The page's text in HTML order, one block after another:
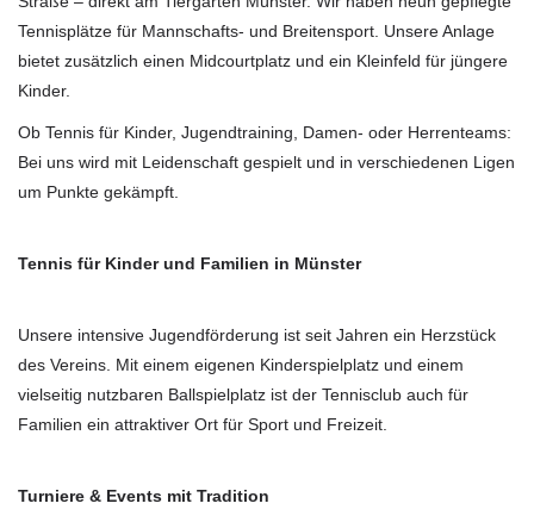
Tennisplätze für Mannschafts- und Breitensport. Unsere Anlage
bietet zusätzlich einen Midcourtplatz und ein Kleinfeld für jüngere
Kinder.
Ob Tennis für Kinder, Jugendtraining, Damen- oder Herrenteams:
Bei uns wird mit Leidenschaft gespielt und in verschiedenen Ligen
um Punkte gekämpft.
Tennis für Kinder und Familien in Münster
Unsere intensive Jugendförderung ist seit Jahren ein Herzstück
des Vereins. Mit einem eigenen Kinderspielplatz und einem
vielseitig nutzbaren Ballspielplatz ist der Tennisclub auch für
Familien ein attraktiver Ort für Sport und Freizeit.
Turniere & Events mit Tradition